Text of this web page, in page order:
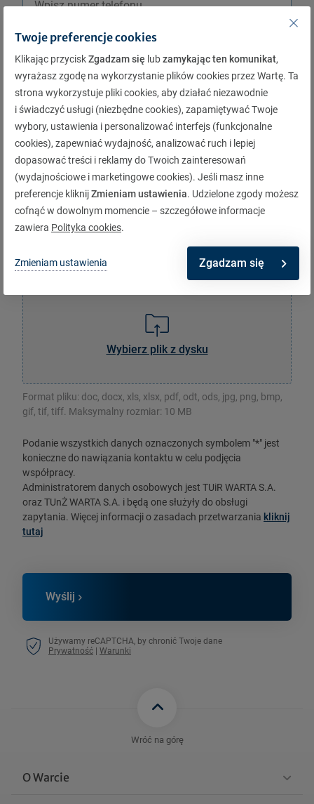
2 | Dane o firmie
Rodzaj usługi*
Wybierz rodzaj usługi
Treść wiadomości
Załącz pliki
Wybierz plik z dysku
Format pliku: doc, docx, xls, xlsx, pdf, odt, ods, jpg, png, bmp,
gif, tif, tiff. Maksymalny rozmiar: 10 MB
Podanie wszystkich danych oznaczonych symbolem "*" jest
konieczne do nawiązania kontaktu w celu podjęcia
współpracy.
Administratorem danych osobowych jest TUiR WARTA S.A.
oraz TUnŻ WARTA S.A. i będą one służyły do obsługi
zapytania. Więcej informacji o zasadach przetwarzania kliknij
tutaj
Wyślij
Używamy reCAPTCHA, by chronić Twoje dane
Prywatność
Warunki
Wróć na górę
O Warcie
Twoje preferencje cookies
Klikając przyciskZgadzam się lubzamykając ten komunikat,
wyrażasz zgodę na wykorzystanie plików cookies przez Wartę. Ta
strona wykorzystuje pliki cookies, aby działać niezawodnie
i świadczyć usługi (niezbędne cookies), zapamiętywać Twoje
wybory, ustawienia i personalizować interfejs (funkcjonalne
cookies), zapewniać wydajność, analizować ruch i lepiej
dopasować treści i reklamy do Twoich zainteresowań
(wydajnościowe i marketingowe cookies). Jeśli masz inne
preferencje kliknijZmieniam ustawienia. Udzielone zgody możesz
cofnąć w dowolnym momencie – szczegółowe informacje
zawiera Polityka cookies.
Zmieniam ustawienia Zgadzam się